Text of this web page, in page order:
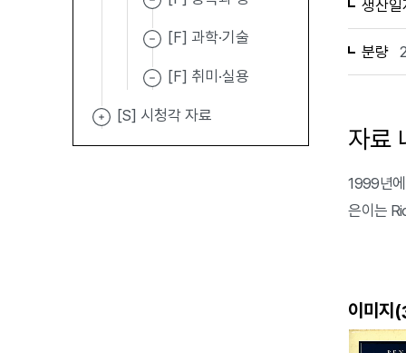
[F] 과학·기술
[F] 취미·실용
[S] 시청각 자료
생산일
분량
자료
1999년
은이는
이미지(